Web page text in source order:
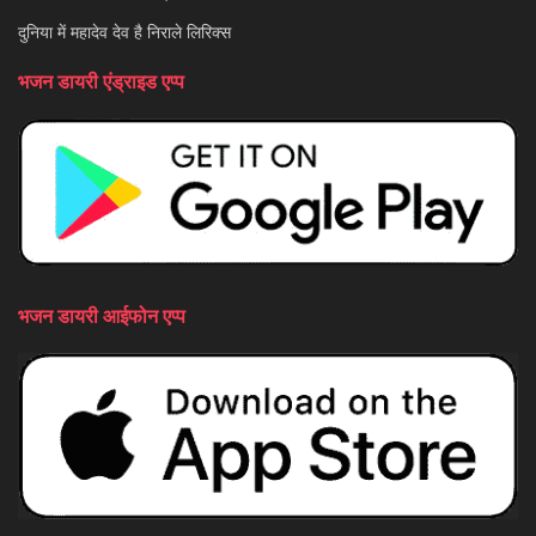
दुनिया में महादेव देव है निराले लिरिक्स
भजन डायरी एंड्राइड एप्प
भजन डायरी आईफोन एप्प